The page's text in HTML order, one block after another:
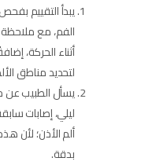
يبدأ التقييم
الفم، مع
أثناء الحركة،
لتحديد مناطق
يسأل الطبيب عن
ليلي، إصابات
ألم الأذن؛ لأن
بدقة.